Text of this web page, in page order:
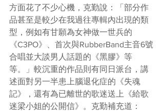
方面花了不少心機，克勤說：「部分作
品甚至是較少在我過往專輯內出現的類
型，例如有甘願為女神做一世兵的
《C3PO》、首次與RubberBand主音6號
合唱並大談男人話題的《黑膠》等
等。」較沉重的作品則有同日派台，講
述面對另一半患上腦退化症的《失魂
記》，還有為已離世的歌迷送上《給歌
迷梁小姐的公開信》。克勤補充道：